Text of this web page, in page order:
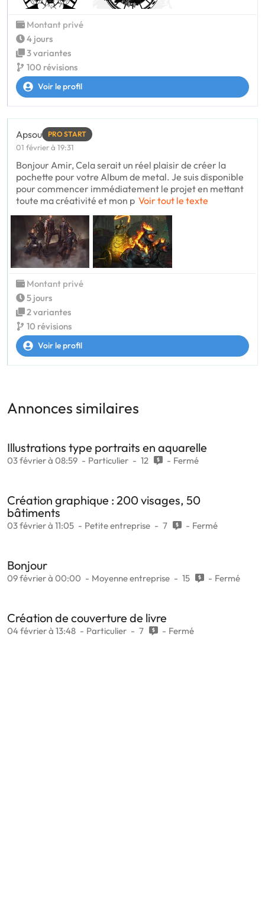
Montant privé
4 jours
3 variantes
100 révisions
Voir le profil
Apsou PRO START
01 février à 19:31
Bonjour Amir, Cela serait un réel plaisir de créer la
pochette pour votre Album de metal. Je suis disponible
pour commencer immédiatement le projet en mettant
toute ma créativité et mon p Voir tout le texte
Montant privé
5 jours
2 variantes
10 révisions
Voir le profil
Annonces similaires
Illustrations type portraits en aquarelle
03 février à 08:59 Particulier 12 Fermé
Création graphique : 200 visages, 50
bâtiments
03 février à 11:05 Petite entreprise 7 Fermé
Bonjour
09 février à 00:00 Moyenne entreprise 15 Fermé
Création de couverture de livre
04 février à 13:48 Particulier 7 Fermé